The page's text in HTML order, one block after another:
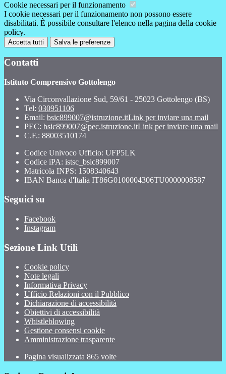
Cookie necessari per il funzionamento
I cookie necessari per il funzionamento non possono essere
disabilitati. È possibile consultare l'elenco nella pagina della cookie
policy.
Accetta tutti Salva le preferenze
Contatti
Istituto Comprensivo Gottolengo
Via Circonvallazione Sud, 59/61 - 25023 Gottolengo (BS)
Tel: 030951106
Email: bsic899007@istruzione.itLink per inviare una mail
PEC: bsic899007@pec.istruzione.itLink per inviare una mail
C.F.: 88003510174
Codice Univoco Ufficio: UFP5LK
Codice iPA: istsc_bsic899007
Matricola INPS: 1508340643
IBAN Banca d'Italia IT86G0100004306TU0000008587
Seguici su
Facebook
Instagram
Sezione Link Utili
Cookie policy
Note legali
Informativa Privacy
Ufficio Relazioni con il Pubblico
Dichiarazione di accessibilità
Obiettivi di accessibilità
Whistleblowing
Gestione consensi cookie
Amministrazione trasparente
Pagina visualizzata 865 volte